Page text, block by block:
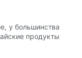
у большинства
продукты